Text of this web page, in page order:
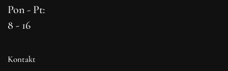
Pon - Pt:
8 - 16
Kontakt